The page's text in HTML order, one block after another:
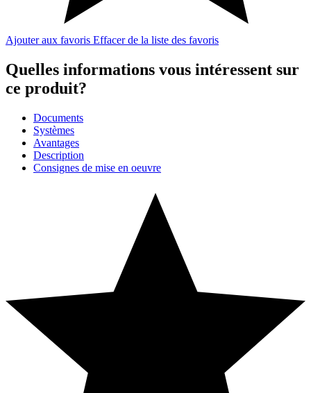
Ajouter aux favoris Effacer de la liste des favoris
Quelles informations vous intéressent sur
ce produit?
Documents
Systèmes
Avantages
Description
Consignes de mise en oeuvre